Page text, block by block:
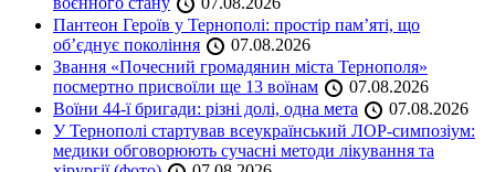
Пантеон Героїв у Тернополі: простір пам’яті, що
об’єднує покоління
07.08.2026
Звання «Почесний громадянин міста Тернополя»
посмертно присвоїли ще 13 воїнам
07.08.2026
Воїни 44-ї бригади: різні долі, одна мета
07.08.2026
У Тернополі стартував всеукраїнський ЛОР-симпозіум:
медики обговорюють сучасні методи лікування та